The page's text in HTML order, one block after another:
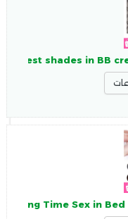
shades in BB
Long Time Sex in